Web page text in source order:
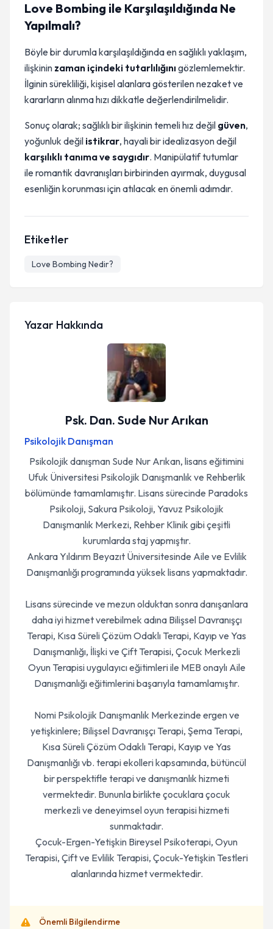
Love Bombing ile Karşılaşıldığında Ne
Yapılmalı?
Böyle bir durumla karşılaşıldığında en sağlıklı yaklaşım,
ilişkinin zaman içindeki tutarlılığınıgözlemlemektir.
İlginin sürekliliği, kişisel alanlara gösterilen nezaket ve
kararların alınma hızı dikkatle değerlendirilmelidir.
Sonuç olarak; sağlıklı bir ilişkinin temeli hız değil güven,
yoğunluk değil istikrar, hayali bir idealizasyon değil
karşılıklı tanıma ve saygıdır. Manipülatif tutumlar
ile romantik davranışları birbirinden ayırmak, duygusal
esenliğin korunması için atılacak en önemli adımdır.
Etiketler
Love Bombing Nedir?
Yazar Hakkında
Psk. Dan. Sude Nur Arıkan
Psikolojik Danışman
Psikolojik danışman Sude Nur Arıkan, lisans eğitimini
Ufuk Üniversitesi Psikolojik Danışmanlık ve Rehberlik
bölümünde tamamlamıştır. Lisans sürecinde Paradoks
Psikoloji, Sakura Psikoloji, Yavuz Psikolojik
Danışmanlık Merkezi, Rehber Klinik gibi çeşitli
kurumlarda staj yapmıştır.
Ankara Yıldırım Beyazıt Üniversitesinde Aile ve Evlilik
Danışmanlığı programında yüksek lisans yapmaktadır.
Lisans sürecinde ve mezun olduktan sonra danışanlara
daha iyi hizmet verebilmek adına Bilişsel Davranışçı
Terapi, Kısa Süreli Çözüm Odaklı Terapi, Kayıp ve Yas
Danışmanlığı, İlişki ve Çift Terapisi, Çocuk Merkezli
Oyun Terapisi uygulayıcı eğitimleri ile MEB onaylı Aile
Danışmanlığı eğitimlerini başarıyla tamamlamıştır.
Nomi Psikolojik Danışmanlık Merkezinde ergen ve
yetişkinlere; Bilişsel Davranışçı Terapi, Şema Terapi,
Kısa Süreli Çözüm Odaklı Terapi, Kayıp ve Yas
Danışmanlığı vb. terapi ekolleri kapsamında, bütüncül
bir perspektifle terapi ve danışmanlık hizmeti
vermektedir. Bununla birlikte çocuklara çocuk
merkezli ve deneyimsel oyun terapisi hizmeti
sunmaktadır.
Çocuk-Ergen-Yetişkin Bireysel Psikoterapi, Oyun
Terapisi, Çift ve Evlilik Terapisi, Çocuk-Yetişkin Testleri
alanlarında hizmet vermektedir.
Önemli Bilgilendirme